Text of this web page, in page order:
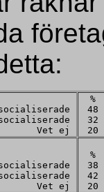
Vet ej
%
48
32
20
Vet ej
%
38
42
20